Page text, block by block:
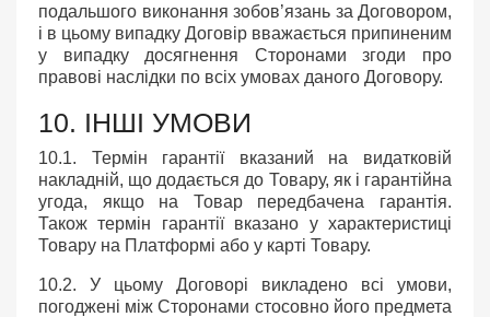
подальшого виконання зобов’язань за Договором,
і в цьому випадку Договір вважається припиненим
у випадку досягнення Сторонами згоди про
правові наслідки по всіх умовах даного Договору.
10. ІНШІ УМОВИ
10.1. Термін гарантії вказаний на видатковій
накладній, що додається до Товару, як і гарантійна
угода, якщо на Товар передбачена гарантія.
Також термін гарантії вказано у характеристиці
Товару на Платформі або у карті Товару.
10.2. У цьому Договорі викладено всі умови,
погоджені між Сторонами стосовно його предмета